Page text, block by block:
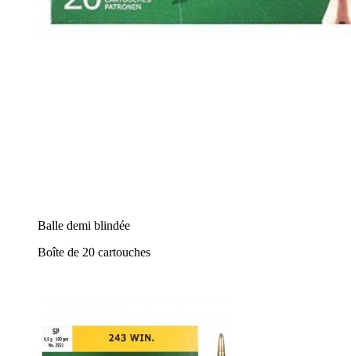
Balle demi blindée
Boîte de 20 cartouches